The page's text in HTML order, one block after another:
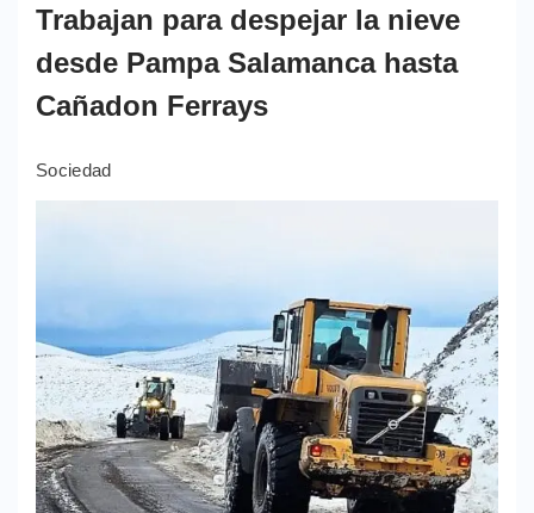
Trabajan para despejar la nieve
desde Pampa Salamanca hasta
Cañadon Ferrays
Sociedad